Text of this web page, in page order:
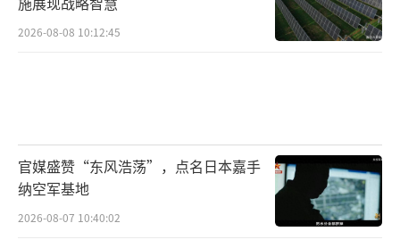
（责任编辑：卢其龙 CM0882）
2026-08-08 10:12:45
官媒盛赞“东风浩荡”，点名日本嘉手
纳空军基地
2026-08-07 10:40:02